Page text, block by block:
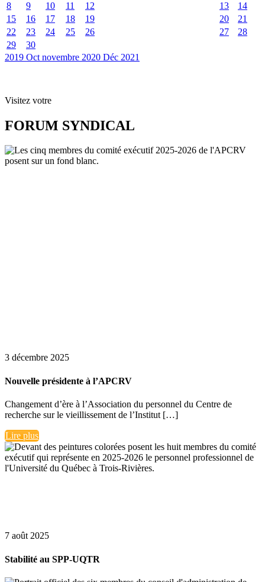
8 9 10 11 12 13
14
15
16 17 18 19 20
21
22
23 24 25 26 27
28
29
30
2019 Octnovembre 2020 Déc 2021
Visitez votre
FORUM SYNDICAL
3 décembre 2025
Nouvelle présidente à l’APCRV
Changement d’ère à l’Association du personnel du Centre de
recherche sur le vieillissement de l’Institut […]
Lire plus
7 août 2025
Stabilité au SPP-UQTR